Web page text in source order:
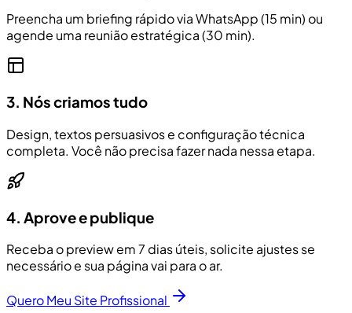
Preencha um briefing rápido via WhatsApp (15 min) ou
agende uma reunião estratégica (30 min).
3. Nós criamos tudo
Design, textos persuasivos e configuração técnica
completa. Você não precisa fazer nada nessa etapa.
4. Aprove e publique
Receba o preview em 7 dias úteis, solicite ajustes se
necessário e sua página vai para o ar.
Quero Meu Site Profissional